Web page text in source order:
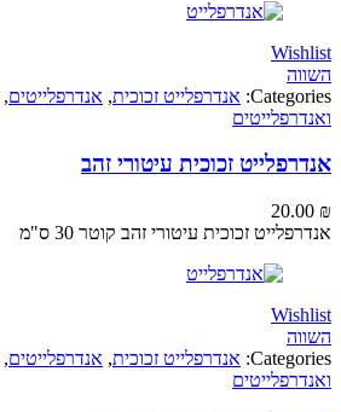
אנדרפלייט זכוכית ,אנדרפלייטים,צלחות
זכוכית עיטורי זהב
זכוכית עיטורי זהב קוטר 30 ס"מ
אנדרפלייט זכוכית ,אנדרפלייטים,צלחות